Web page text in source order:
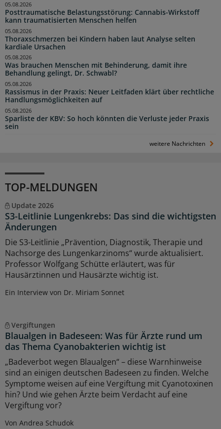
Posttraumatische Belastungsstörung: Cannabis-Wirkstoff
kann traumatisierten Menschen helfen
05.08.2026
Thoraxschmerzen bei Kindern haben laut Analyse selten
kardiale Ursachen
05.08.2026
Was brauchen Menschen mit Behinderung, damit ihre
Behandlung gelingt, Dr. Schwabl?
05.08.2026
Rassismus in der Praxis: Neuer Leitfaden klärt über rechtliche
Handlungsmöglichkeiten auf
05.08.2026
Sparliste der KBV: So hoch könnten die Verluste jeder Praxis
sein
05.08.2026
weitere Nachrichten
TOP-MELDUNGEN
Update 2026
S3-Leitlinie Lungenkrebs: Das sind die wichtigsten
Änderungen
Die S3-Leitlinie „Prävention, Diagnostik, Therapie und
Nachsorge des Lungenkarzinoms“ wurde aktualisiert.
Professor Wolfgang Schütte erläutert, was für
Hausärztinnen und Hausärzte wichtig ist.
Ein Interview von Dr. Miriam Sonnet
Vergiftungen
Blaualgen in Badeseen: Was für Ärzte rund um
das Thema Cyanobakterien wichtig ist
„Badeverbot wegen Blaualgen“ – diese Warnhinweise
sind an einigen deutschen Badeseen zu finden. Welche
Symptome weisen auf eine Vergiftung mit Cyanotoxinen
hin? Und wie gehen Ärzte beim Verdacht auf eine
Vergiftung vor?
Von Andrea Schudok